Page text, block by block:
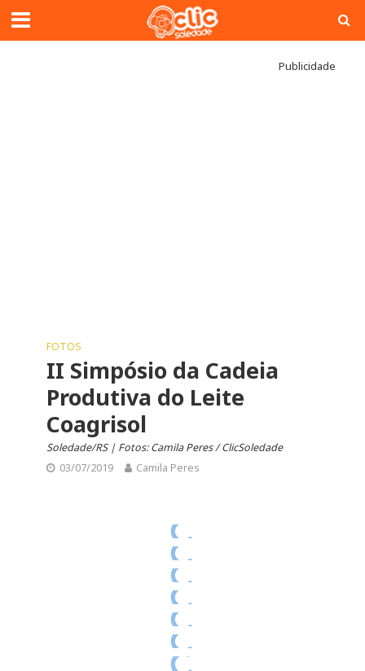
Publicidade
FOTOS
II Simpósio da Cadeia
Produtiva do Leite
Coagrisol
Soledade/RS | Fotos: Camila Peres / ClicSoledade
03/07/2019
Camila Peres